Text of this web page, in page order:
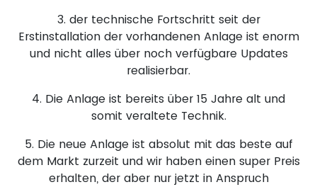
3. der technische Fortschritt seit der
Erstinstallation der vorhandenen Anlage ist enorm
und nicht alles über noch verfügbare Updates
realisierbar.
4. Die Anlage ist bereits über 15 Jahre alt und
somit veraltete Technik.
5. Die neue Anlage ist absolut mit das beste auf
dem Markt zurzeit und wir haben einen super Preis
erhalten, der aber nur jetzt in Anspruch